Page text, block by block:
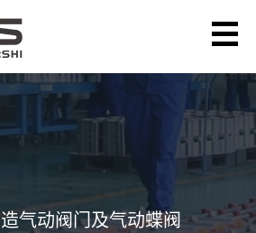
气动阀门及气动蝶阀